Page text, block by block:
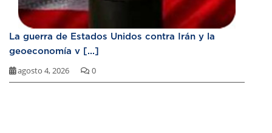
La guerra de Estados Unidos contra Irán y la
geoeconomía v [...]
agosto 4, 2026 0